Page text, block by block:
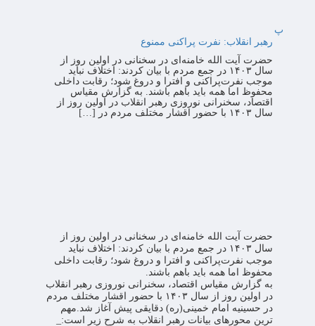
پ
رهبر انقلاب: نفرت پراکنی ممنوع
حضرت آیت الله خامنه‌ای در سخنانی در اولین روز از
سال ۱۴۰۳ در جمع مردم با بیان کردند:‌ اختلاف نباید
موجب نفرت‌پراکنی و افترا و دروغ شود؛ رقابت داخلی
محفوظ اما همه باید باهم باشند. به گزارش مقیاس
اقتصاد، سخنرانی نوروزی رهبر انقلاب در اولین روز از
سال ۱۴۰۳ با حضور اقشار مختلف مردم در […]
حضرت آیت الله خامنه‌ای در سخنانی در اولین روز از
سال ۱۴۰۳ در جمع مردم با بیان کردند:‌ اختلاف نباید
موجب نفرت‌پراکنی و افترا و دروغ شود؛ رقابت داخلی
محفوظ اما همه باید باهم باشند.
به گزارش مقیاس اقتصاد، سخنرانی نوروزی رهبر انقلاب
در اولین روز از سال ۱۴۰۳ با حضور اقشار مختلف مردم
در حسینیه امام خمینی(ره) دقایقی پیش آغاز شد.مهم
ترین محورهای بیانات رهبر انقلاب به شرح زیر است: